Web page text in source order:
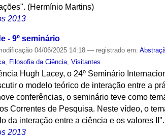
(Hermínio Martins)
2013
- 9º seminário
04/06/2025 14:18— registrado em:
Filosofia da Ciência ,Visitantes
Hugh Lacey, o 24º Seminário
o modelo teórico de interação entre a
conferências, o seminário teve como
Correntes de Pesquisa. Neste vídeo, o
da interação entre a ciência e os valores II".
2013